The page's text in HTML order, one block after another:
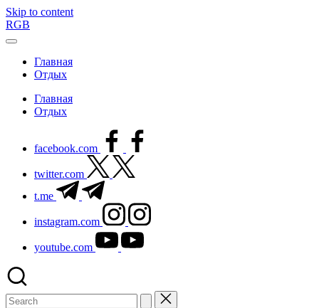
Skip to content
RGB
Главная
Отдых
Главная
Отдых
facebook.com
twitter.com
t.me
instagram.com
youtube.com